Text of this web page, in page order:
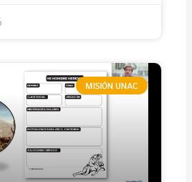
MISIÓN UNAC